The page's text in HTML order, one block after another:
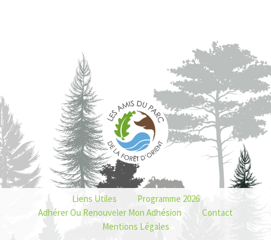
Liens Utiles
Programme 2026
Adhérer Ou Renouveler Mon Adhésion
Contact
Mentions Légales